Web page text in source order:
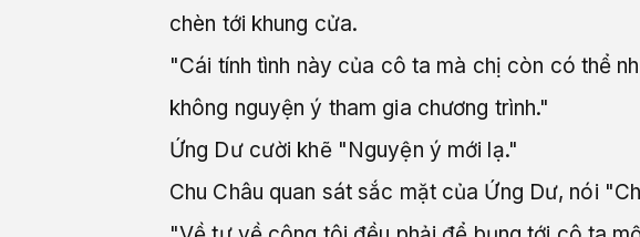
chèn tới khung cửa.
"Cái tính tình này của cô ta mà chị còn có thể
không nguyện ý tham gia chương trình."
Ứng Dư cười khẽ "Nguyện ý mới lạ."
Chu Châu quan sát sắc mặt của Ứng Dư, nói